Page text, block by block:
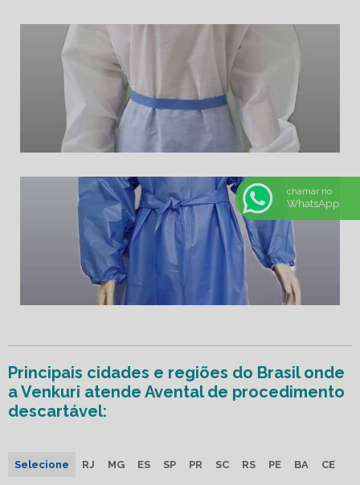
Principais cidades e regiões do Brasil onde
a Venkuri atende Avental de procedimento
descartável:
Selecione RJ MG ES SP PR SC RS PE BA CE
chamar no
WhatsApp